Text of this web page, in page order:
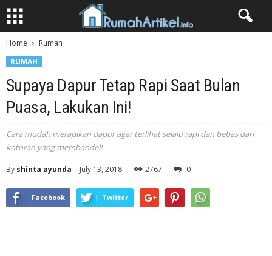
Home
Rumah
RUMAH
Supaya Dapur Tetap Rapi Saat Bulan
Puasa, Lakukan Ini!
Cara mudah merapikan dapur agar terlihat selalu rapi dan bebas dari
kotoran yang membandel!
By shinta ayunda - July 13, 2018 2767 0
Facebook Twitter